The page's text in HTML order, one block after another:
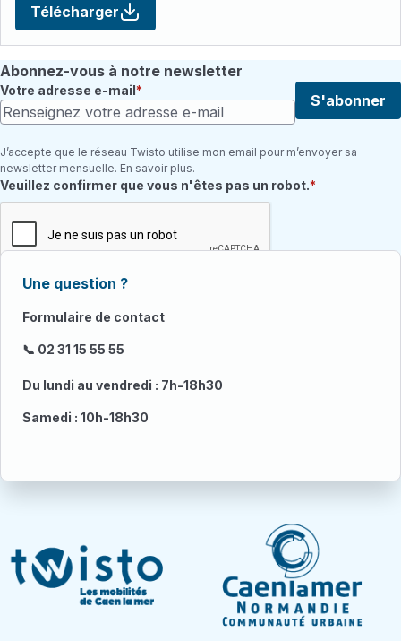
Télécharger
Abonnez-vous à notre newsletter
Votre adresse e-mail
S'abonner
J’accepte que le réseau Twisto utilise mon email pour m’envoyer sa
newsletter mensuelle. En savoir plus.
Champ requis
Veuillez confirmer que vous n'êtes pas un robot.
Une question ?
Formulaire de contact
📞 02 31 15 55 55
Du lundi au vendredi : 7h-18h30
Samedi : 10h-18h30